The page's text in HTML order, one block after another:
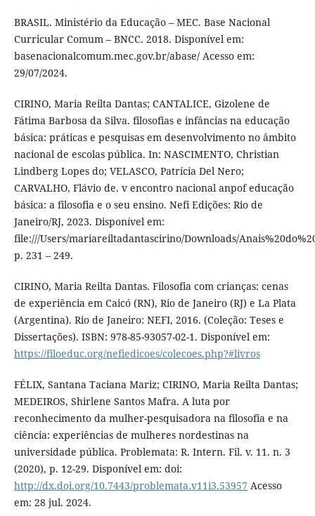
BRASIL. Ministério da Educação – MEC. Base Nacional
Curricular Comum – BNCC. 2018. Disponível em:
basenacionalcomum.mec.gov.br/abase/ Acesso em:
29/07/2024.
CIRINO, Maria Reilta Dantas; CANTALICE, Gizolene de
Fátima Barbosa da Silva. filosofias e infâncias na educação
básica: práticas e pesquisas em desenvolvimento no âmbito
nacional de escolas pública. In: NASCIMENTO, Christian
Lindberg Lopes do; VELASCO, Patrícia Del Nero;
CARVALHO, Flávio de. v encontro nacional anpof educação
básica: a filosofia e o seu ensino. Nefi Edições: Rio de
Janeiro/RJ, 2023. Disponível em:
file:///Users/mariareiltadantascirino/Downloads/
p. 231 – 249.
CIRINO, Maria Reilta Dantas. Filosofia com crianças: cenas
de experiência em Caicó (RN), Rio de Janeiro (RJ) e La Plata
(Argentina). Rio de Janeiro: NEFI, 2016. (Coleção: Teses e
Dissertações). ISBN: 978-85-93057-02-1. Disponível em:
https://filoeduc.org/nefiedicoes/colecoes.php?#livros
FÉLIX, Santana Taciana Mariz; CIRINO, Maria Reilta Dantas;
MEDEIROS, Shirlene Santos Mafra. A luta por
reconhecimento da mulher-pesquisadora na filosofia e na
ciência: experiências de mulheres nordestinas na
universidade pública. Problemata: R. Intern. Fil. v. 11. n. 3
(2020), p. 12-29. Disponível em: doi:
http://dx.doi.org/10.7443/problemata.v11i3.53957 Acesso
em: 28 jul. 2024.